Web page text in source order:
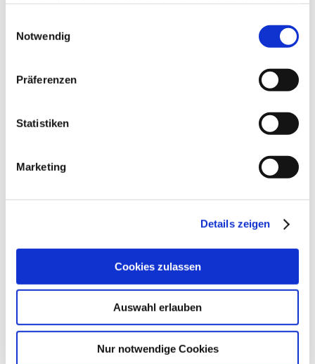
Notwendig
Präferenzen
Statistiken
Marketing
Details zeigen
Cookies zulassen
Auswahl erlauben
Nur notwendige Cookies
Leitungsauskunft
FAQ
Portrait
Erneuerbare Energien